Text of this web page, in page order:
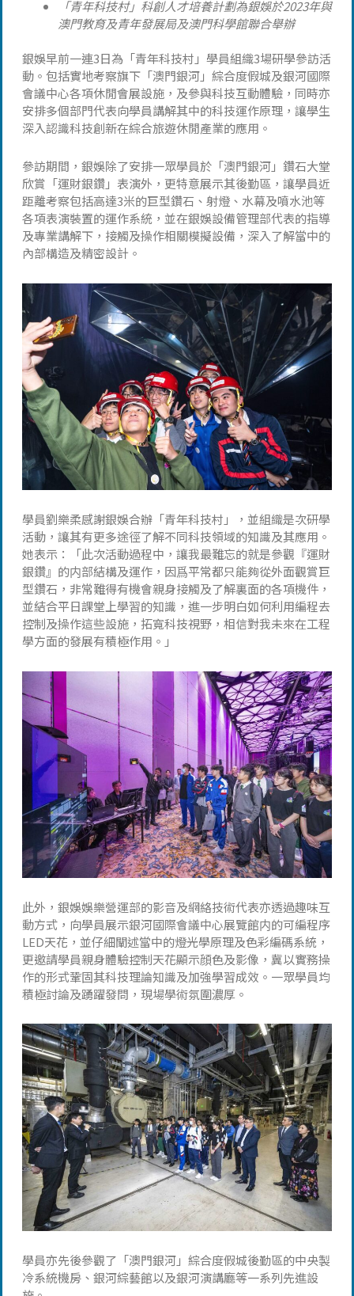
「青年科技村」科創人才培養計劃為銀娛於2023年與
澳門教育及青年發展局及澳門科學館聯合舉辦
銀娛早前一連3日為「青年科技村」學員組織3場研學參訪活
動。包括實地考察旗下「澳門銀河」綜合度假城及銀河國際
會議中心各項休閒會展設施，及參與科技互動體驗，同時亦
安排多個部門代表向學員講解其中的科技運作原理，讓學生
深入認識科技創新在綜合旅遊休閒產業的應用。
參訪期間，銀娛除了安排一眾學員於「澳門銀河」鑽石大堂
欣賞「運財銀鑽」表演外，更特意展示其後勤區，讓學員近
距離考察包括高達3米的巨型鑽石、射燈、水幕及噴水池等
各項表演裝置的運作系統，並在銀娛設備管理部代表的指導
及專業講解下，接觸及操作相關模擬設備，深入了解當中的
內部構造及精密設計。
學員劉樂柔感謝銀娛合辦「青年科技村」，並組織是次研學
活動，讓其有更多途徑了解不同科技領域的知識及其應用。
她表示：「此次活動過程中，讓我最難忘的就是參觀『運財
銀鑽』的内部結構及運作，因爲平常都只能夠從外面觀賞巨
型鑽石，非常難得有機會親身接觸及了解裏面的各項機件，
並結合平日課堂上學習的知識，進一步明白如何利用編程去
控制及操作這些設施，拓寬科技視野，相信對我未來在工程
學方面的發展有積極作用。」
此外，銀娛娛樂營運部的影音及網絡技術代表亦透過趣味互
動方式，向學員展示銀河國際會議中心展覽館内的可編程序
LED天花，並仔細闡述當中的燈光學原理及色彩編碼系統，
更邀請學員親身體驗控制天花顯示顔色及影像，冀以實務操
作的形式鞏固其科技理論知識及加強學習成效。一眾學員均
積極討論及踴躍發問，現場學術氛圍濃厚。
學員亦先後參觀了「澳門銀河」綜合度假城後勤區的中央製
冷系統機房、銀河綜藝館以及銀河演講廳等一系列先進設